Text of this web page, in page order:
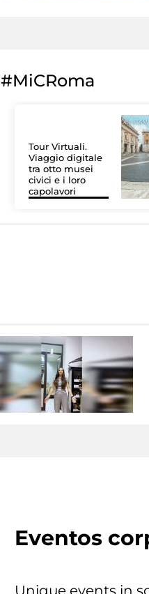
#MiCRoma
Tour Virtuali.
Viaggio digitale
tra otto musei
civici e i loro
capolavori
Eventos
Unique events in